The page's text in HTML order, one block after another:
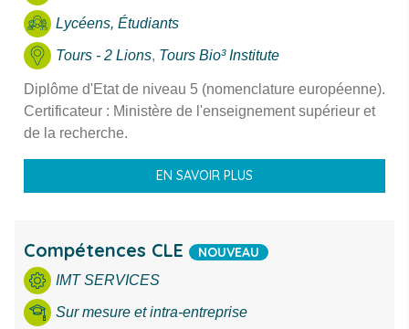
Lycéens, Étudiants
Tours - 2 Lions, Tours Bio³ Institute
Diplôme d'Etat de niveau 5 (nomenclature européenne).
Certificateur : Ministère de l'enseignement supérieur et
de la recherche.
EN SAVOIR PLUS
Compétences CLE NOUVEAU
IMT SERVICES
Sur mesure et intra-entreprise